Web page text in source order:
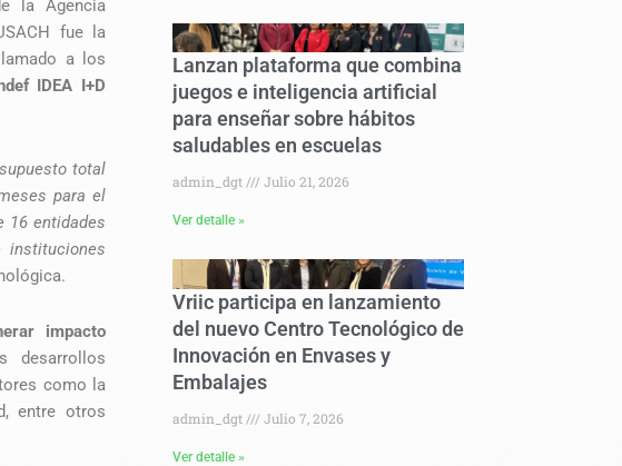
la Agencia
fue la
a los
IDEA I+D
total
para el
16 entidades
instituciones
impacto
desarrollos
como la
entre otros
Lanzan plataforma que combina
juegos e inteligencia artificial
para enseñar sobre hábitos
saludables en escuelas
admin_dgt Julio 21, 2026
Ver detalle »
Vriic participa en lanzamiento
del nuevo Centro Tecnológico de
Innovación en Envases y
Embalajes
admin_dgt Julio 7, 2026
Ver detalle »